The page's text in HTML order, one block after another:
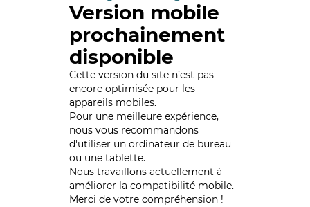
Version mobile
prochainement
disponible
Cette version du site n’est pas
encore optimisée pour les
appareils mobiles.
Pour une meilleure expérience,
nous vous recommandons
d'utiliser un ordinateur de bureau
ou une tablette.
Nous travaillons actuellement à
améliorer la compatibilité mobile.
Merci de votre compréhension !